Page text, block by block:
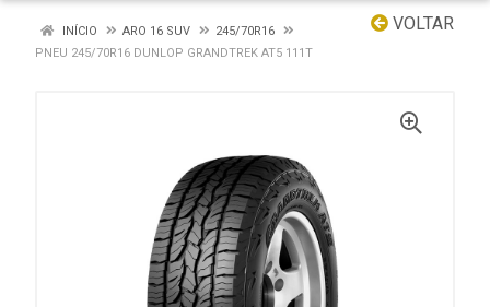
VOLTAR
INÍCIO ARO 16 SUV
245/70R16
PNEU 245/70R16 DUNLOP GRANDTREK AT5 111T